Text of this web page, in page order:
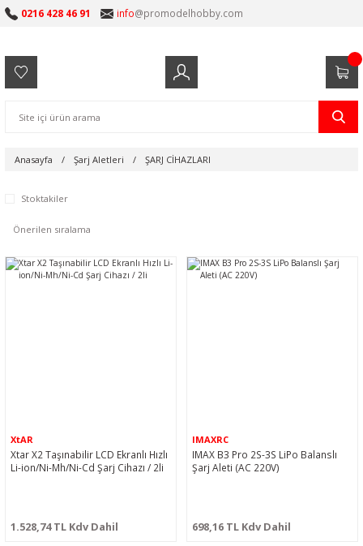
0216 428 46 91 info@promodelhobby.com
Anasayfa Şarj Aletleri ŞARJ CİHAZLARI
Stoktakiler
XtAR
Xtar X2 Taşınabilir LCD Ekranlı Hızlı
Li-ion/Ni-Mh/Ni-Cd Şarj Cihazı / 2li
1.528,74 TL Kdv Dahil
IMAXRC
IMAX B3 Pro 2S-3S LiPo Balanslı
Şarj Aleti (AC 220V)
698,16 TL Kdv Dahil